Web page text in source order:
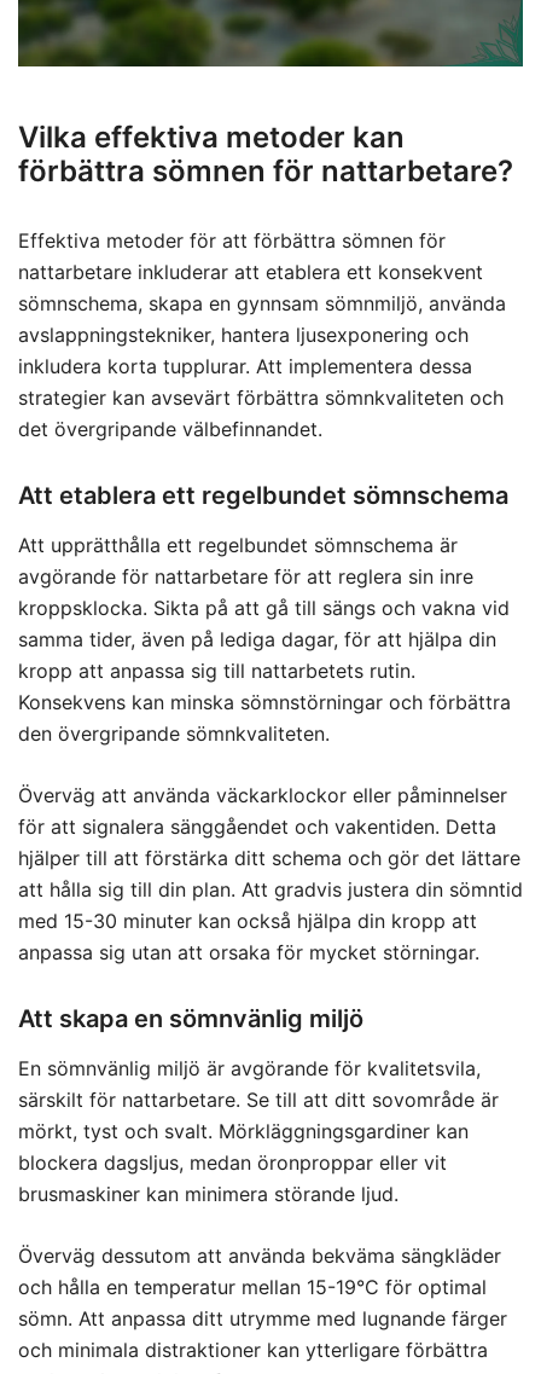
Vilka effektiva metoder kan
förbättra sömnen för nattarbetare?
Effektiva metoder för att förbättra sömnen för
nattarbetare inkluderar att etablera ett konsekvent
sömnschema, skapa en gynnsam sömnmiljö, använda
avslappningstekniker, hantera ljusexponering och
inkludera korta tupplurar. Att implementera dessa
strategier kan avsevärt förbättra sömnkvaliteten och
det övergripande välbefinnandet.
Att etablera ett regelbundet sömnschema
Att upprätthålla ett regelbundet sömnschema är
avgörande för nattarbetare för att reglera sin inre
kroppsklocka. Sikta på att gå till sängs och vakna vid
samma tider, även på lediga dagar, för att hjälpa din
kropp att anpassa sig till nattarbetets rutin.
Konsekvens kan minska sömnstörningar och förbättra
den övergripande sömnkvaliteten.
Överväg att använda väckarklockor eller påminnelser
för att signalera sänggåendet och vakentiden. Detta
hjälper till att förstärka ditt schema och gör det lättare
att hålla sig till din plan. Att gradvis justera din sömntid
med 15-30 minuter kan också hjälpa din kropp att
anpassa sig utan att orsaka för mycket störningar.
Att skapa en sömnvänlig miljö
En sömnvänlig miljö är avgörande för kvalitetsvila,
särskilt för nattarbetare. Se till att ditt sovområde är
mörkt, tyst och svalt. Mörkläggningsgardiner kan
blockera dagsljus, medan öronproppar eller vit
brusmaskiner kan minimera störande ljud.
Överväg dessutom att använda bekväma sängkläder
och hålla en temperatur mellan 15-19°C för optimal
sömn. Att anpassa ditt utrymme med lugnande färger
och minimala distraktioner kan ytterligare förbättra